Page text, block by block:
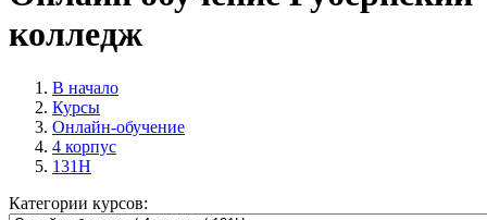
колледж
В начало
Курсы
Онлайн-обучение
4 корпус
131Н
Категории курсов: